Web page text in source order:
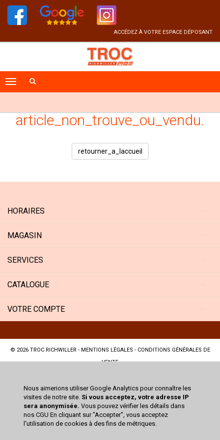
Nous aimerions utiliser Google Analytics pour connaître les
visites de notre site. Si vous acceptez, votre adresse IP
sera anonymisée. Vous pouvez vérifier les détails dans
nos CGU En cliquant sur "Accepter", vous acceptez
l'utilisation de cookies à des fins de métriques.
ACCÉDEZ À VOTRE ESPACE DÉPOSANT
article_non_trouve_ou_vendu.
retourner_a_laccueil
HORAIRES
MAGASIN
SERVICES
CATALOGUE
VOTRE COMPTE
© 2026 TROC RICHWILLER- MENTIONS LÉGALES - CONDITIONS GÉNÉRALES DE
VENTE